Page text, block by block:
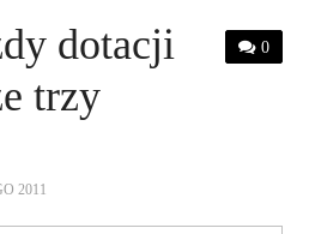
0
dotacji
trzy
2011